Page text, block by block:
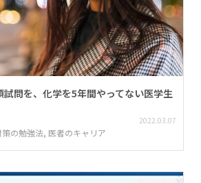
問を、化学を5年間やってない医学生
2022.03.07
の勉強法, 医者のキャリア